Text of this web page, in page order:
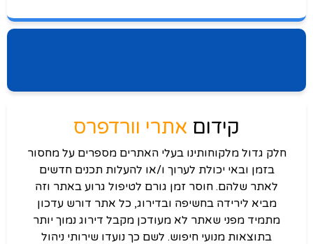
קידום אתרי וורדפרס
חלק גדול מלקוחותינו בעלי האתרים מספרים על מחסור
בזמן ובאי יכולת לערוך ו/או להעלות תכנים חדשים
לאתר שלהם. חוסר זמן גורם לטיפול גרוע באתר וזה
מביא לירידה בחשיפה ובדירוג, כל אתר דורש עדכון
מתמיד מפני שאתר לא מעודכן מקבל דירוג נמוך יותר
בתוצאות מנועי חיפוש. לשם כך נועדו שירותי ניהול